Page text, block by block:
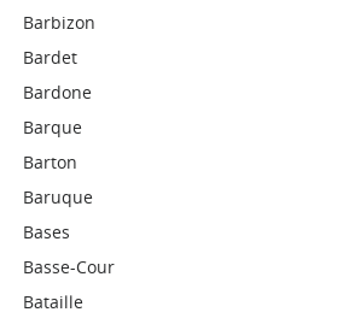
Barbizon
Bardet
Bardone
Barque
Barton
Baruque
Bases
Basse-Cour
Bataille